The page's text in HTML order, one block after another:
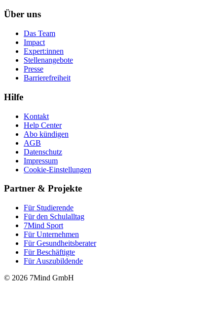
Über uns
Das Team
Impact
Expert:innen
Stellenangebote
Presse
Barrierefreiheit
Hilfe
Kontakt
Help Center
Abo kündigen
AGB
Datenschutz
Impressum
Cookie-Einstellungen
Partner & Projekte
Für Stu­die­rende
Für den Schulalltag
7Mind Sport
Für Unter­neh­men
Für Gesund­heits­be­ra­ter
Für Beschäftigte
Für Auszubildende
© 2026 7Mind GmbH